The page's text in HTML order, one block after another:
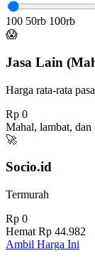
100 50rb 100rb
😱
Jasa Lain
Harga rata-rata
Rp 0
Mahal, lambat, dan
🚀
Socio.id
Termurah
Rp 0
Hemat Rp 44.982
Ambil Harga Ini